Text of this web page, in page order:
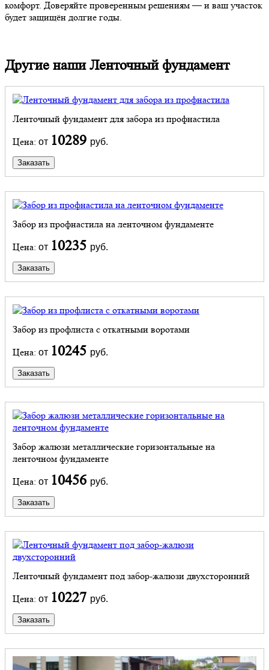
комфорт. Доверяйте проверенным решениям — и ваш участок
будет защищён долгие годы.
Другие наши Ленточный фундамент
Ленточный фундамент для забора из профнастила
Цена: от 10289 руб.
Заказать
Забор из профнастила на ленточном фундаменте
Цена: от 10235 руб.
Заказать
Забор из профлиста с откатными воротами
Цена: от 10245 руб.
Заказать
Забор жалюзи металлические горизонтальные на
ленточном фундаменте
Цена: от 10456 руб.
Заказать
Ленточный фундамент под забор-жалюзи двухсторонний
Цена: от 10227 руб.
Заказать